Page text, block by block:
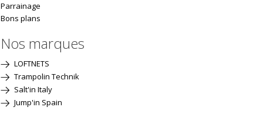
Parrainage
Bons plans
Nos marques
LOFTNETS
Trampolin Technik
Salt'in Italy
Jump'in Spain